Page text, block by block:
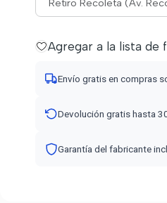
Retiro Recoleta (Av.
Agregar a la lista de
Envío gratis en compras
Devolución gratis hasta
Garantía del fabricante